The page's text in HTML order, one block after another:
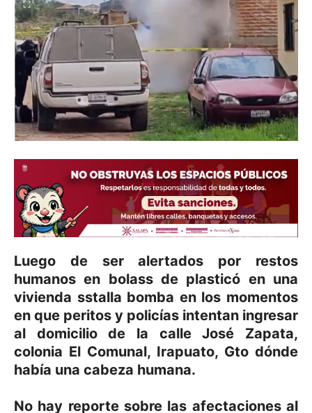
Luego de ser alertados por restos
humanos en bolass de plasticó en una
vivienda sstalla bomba en los momentos
en que peritos y policías intentan ingresar
al domicilio de la calle José Zapata,
colonia El Comunal, Irapuato, Gto dónde
había una cabeza humana.
No hay reporte sobre las afectaciones al